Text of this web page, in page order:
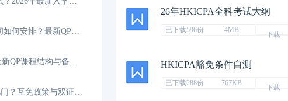
26年HKICPA全科考试大纲
已下载596份 4MB
下载
HKICPA豁免条件自测
已下载288份 767KB
下载